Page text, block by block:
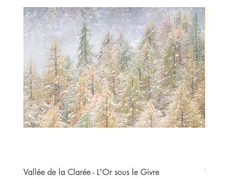
Vallée de la Clarée - L'Or sous le Givre